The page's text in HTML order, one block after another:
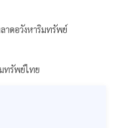
าดอวังหาริมทรัพย์
ทรัพย์ไทย